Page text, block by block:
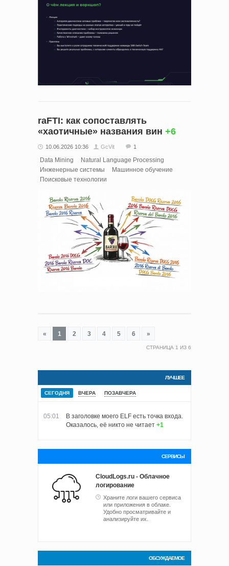
raFTI: как сопоставлять
«хаотичные» названия вин +6
10.06.2026 10:36 GcVit 1
Data Mining
Natural Language Processing
Инженерные системы
Машинное обучение
Поисковые технологии
« 1 2 3 4 5 6 »
СТРАНИЦА 1 ИЗ 6
ЛУЧШЕЕ
СЕГОДНЯ ВЧЕРА ПОЗАВЧЕРА
05:01
В заголовке моего ELF есть точка входа.
Оказалось, её никто не читает +1
СЕРВИСЫ
CloudLogs.ru - Облачное
логирование
Храните логи вашего сервиса
или приложения в облаке.
Удобно просматривайте и
анализируйте их.
ОБСУЖДАЕМОЕ